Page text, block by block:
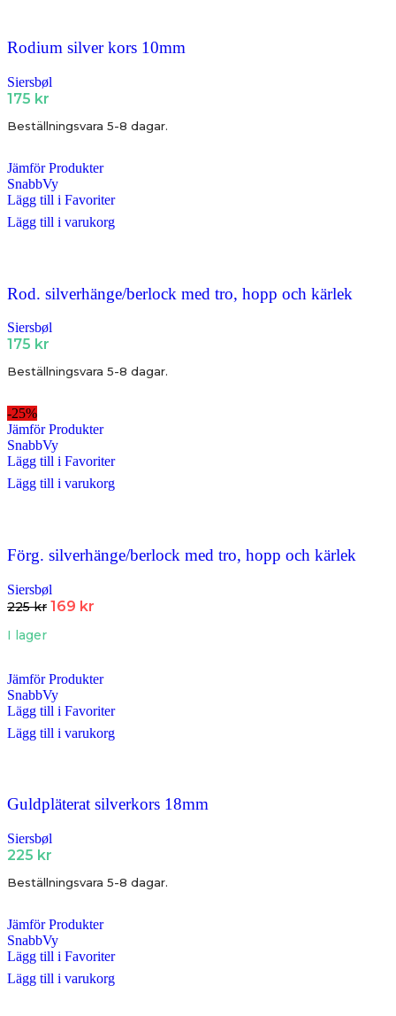
Rodium silver kors 10mm
Siersbøl
175 kr
Beställningsvara 5-8 dagar.
Jämför Produkter
SnabbVy
Lägg till i Favoriter
Lägg till i varukorg
Rod. silverhänge/berlock med tro, hopp och kärlek
Siersbøl
175 kr
Beställningsvara 5-8 dagar.
-25%
Jämför Produkter
SnabbVy
Lägg till i Favoriter
Lägg till i varukorg
Förg. silverhänge/berlock med tro, hopp och kärlek
Siersbøl
225kr 169 kr
I lager
Jämför Produkter
SnabbVy
Lägg till i Favoriter
Lägg till i varukorg
Guldpläterat silverkors 18mm
Siersbøl
225 kr
Beställningsvara 5-8 dagar.
Jämför Produkter
SnabbVy
Lägg till i Favoriter
Lägg till i varukorg